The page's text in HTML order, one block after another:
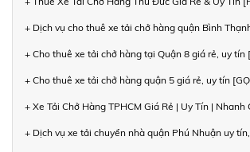
+ Dịch vụ cho thuê xe tải chở hàng quận Bình
+ Cho thuê xe tải chở hàng tại Quận 8 giá rẻ, uy tín
+ Cho thuê xe tải chở hàng quận 5 giá rẻ, uy tín
+ Xe Tải Chở Hàng TPHCM Giá Rẻ | Uy Tín | Nhanh
+ Dịch vụ xe tải chuyển nhà quận Phú Nhuận uy